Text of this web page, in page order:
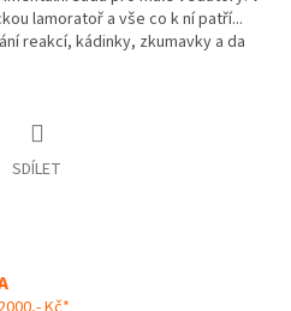
lamoratoř a vše co k ní patří...
reakcí, kádinky, zkumavky a da
SDÍLET